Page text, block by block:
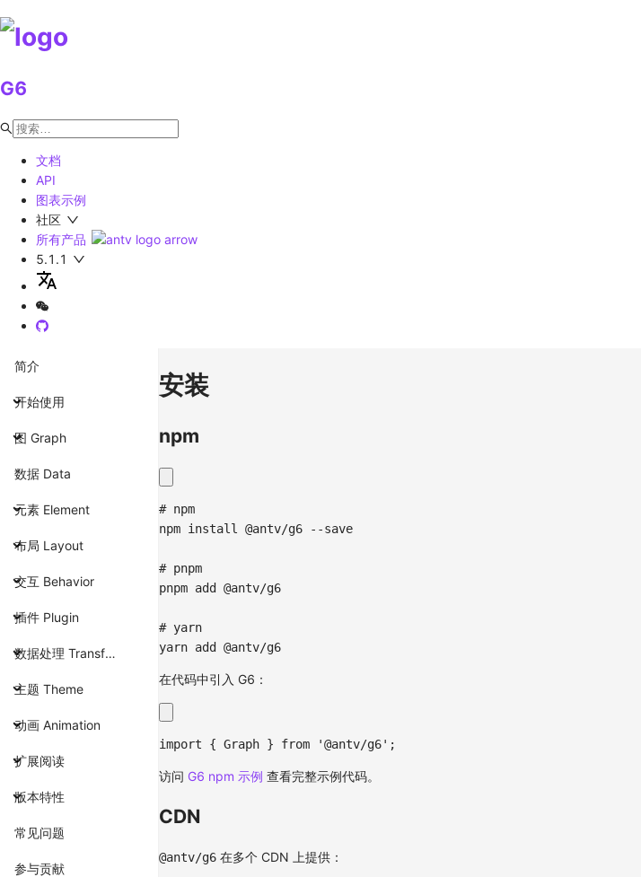
G6
文档
API
图表示例
社区
所有产品
5.1.1
简介
开始使用
图 Graph
数据 Data
元素 Element
布局 Layout
交互 Behavior
插件 Plugin
数据处理 Transform
主题 Theme
动画 Animation
扩展阅读
版本特性
常见问题
参与贡献
安装
npm
# npm
npm install @antv/g6 --save
# pnpm
pnpm add @antv/g6
# yarn
yarn add @antv/g6
在代码中引入 G6：
import { Graph } from '@antv/g6' ;
访问 G6 npm 示例 查看完整示例代码。
CDN
@antv/g6 在多个 CDN 上提供：